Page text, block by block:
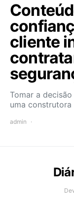
cliente
Tomar a
uma
admin